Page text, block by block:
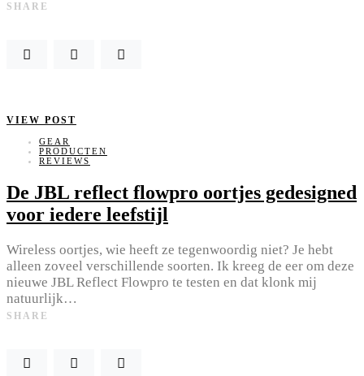
SHARE
VIEW POST
GEAR
PRODUCTEN
REVIEWS
De JBL reflect flowpro oortjes gedesigned
voor iedere leefstijl
Wireless oortjes, wie heeft ze tegenwoordig niet? Je hebt
alleen zoveel verschillende soorten. Ik kreeg de eer om deze
nieuwe JBL Reflect Flowpro te testen en dat klonk mij
natuurlijk…
SHARE